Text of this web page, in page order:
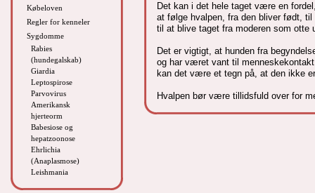
Købeloven
Regler for kenneler
Sygdomme
Rabies
(hundegalskab)
Giardia
Leptospirose
Parvovirus
Amerikansk
hjerteorm
Babesiose og
hepatzoonose
Ehrlichia
(Anaplasmose)
Leishmania
Det kan i det hele taget være en
at følge hvalpen, fra den bliver født,
til at blive taget fra moderen som otte
Det er vigtigt, at hunden fra
og har været vant til
kan det være et tegn på, at den ikke
Hvalpen bør være tillidsfuld over for